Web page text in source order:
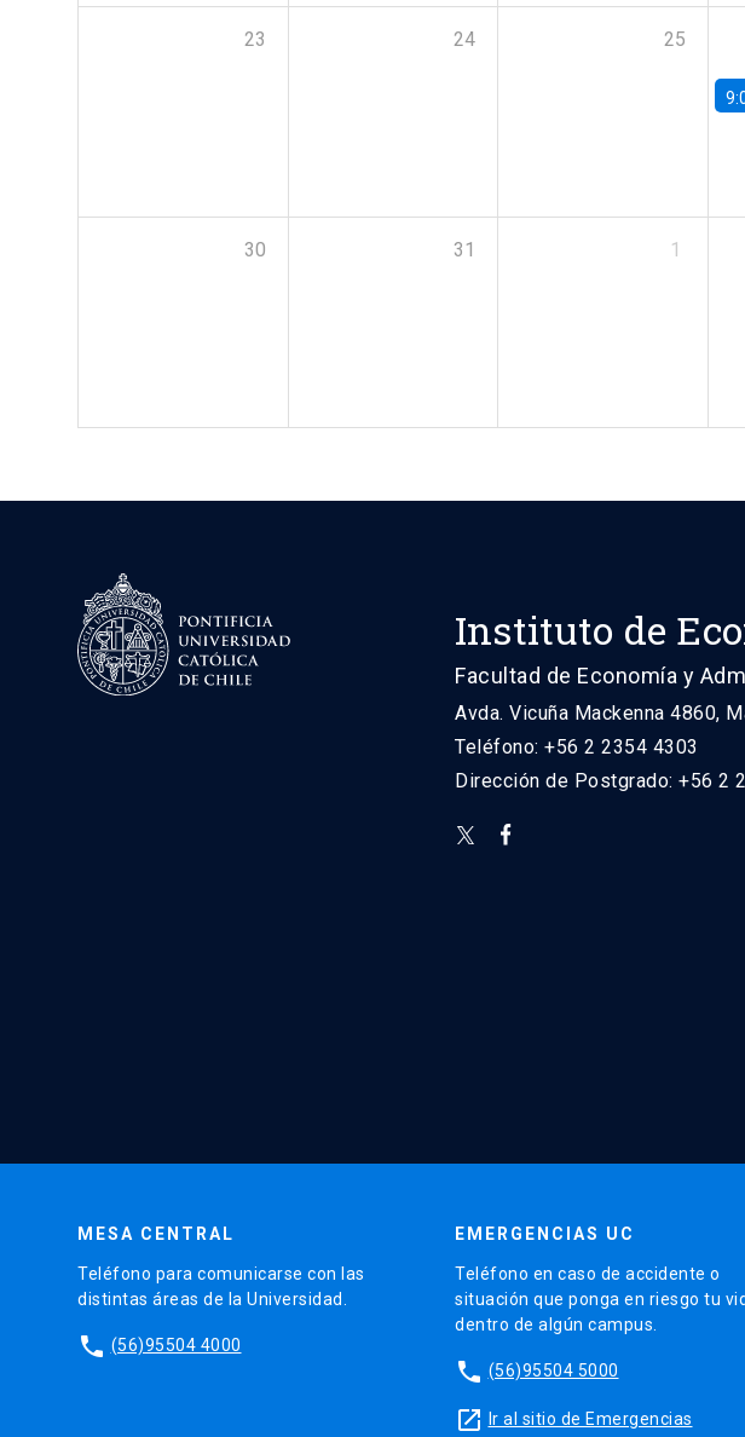
23 24 25
30 31 1
Instituto de
Facultad de Economía y
Avda. Vicuña Mackenna 4860,
Teléfono: +56 2 2354 4303
Dirección de Postgrado: +56 2
MESA CENTRAL
Teléfono para comunicarse con las
distintas áreas de la Universidad.
phone (56)95504 4000
EMERGENCIAS UC
Teléfono en caso de accidente o
situación que ponga en riesgo tu
dentro de algún campus.
phone (56)95504 5000
launch Ir al sitio de Emergencias